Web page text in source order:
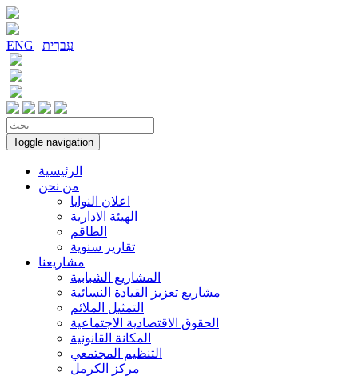
ENG | עִברִית
Toggle navigation
الرئيسية
من نحن
اعلان النوايا
الهيئة الادارية
الطاقم
تقارير سنوية
مشاريعنا
المشاريع الشبابية
مشاريع تعزيز القيادة النسائية
التمثيل الملائم
الحقوق الاقتصادية الاجتماعية
المكانة القانونية
التنظيم المجتمعي
مركز الكرمل